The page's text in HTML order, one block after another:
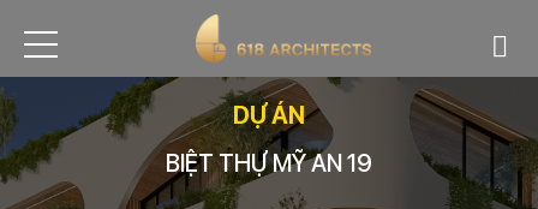
DỰ ÁN
BIỆT THỰ MỸ AN 19